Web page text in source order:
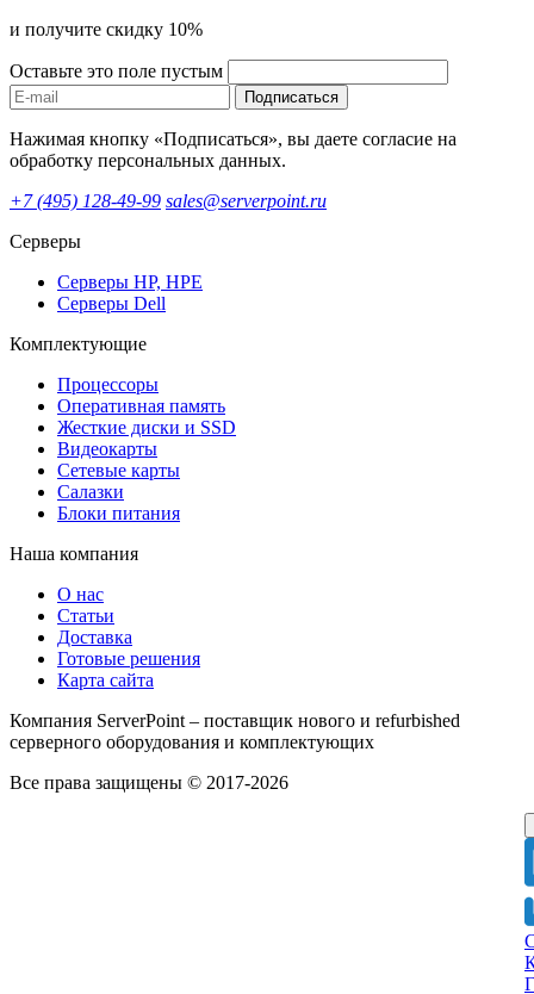
и получите скидку 10%
Оставьте это поле пустым
Подписаться
Нажимая кнопку «Подписаться», вы даете согласие на
обработку персональных данных.
+7 (495) 128-49-99 sales@serverpoint.ru
Серверы
Серверы HP, HPE
Серверы Dell
Комплектующие
Процессоры
Оперативная память
Жесткие диски и SSD
Видеокарты
Сетевые карты
Салазки
Блоки питания
Наша компания
О нас
Статьи
Доставка
Готовые решения
Карта сайта
Компания ServerPoint – поставщик нового и refurbished
серверного оборудования и комплектующих
Все права защищены © 2017-2026